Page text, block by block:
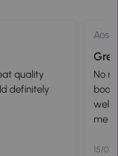
quality
No
book
well
me
15/